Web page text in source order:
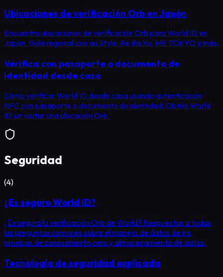
Ubicaciones de verificación Orb en Japón
Encuentra ubicaciones de verificación Orb para World ID en
Japón. Guía regional con au Style, Re.Ra.Ku, ME TOKYO y más.
Verifica con pasaporte o documento de
identidad desde casa
Cómo verificar World ID desde casa usando autenticación
NFC con pasaporte o documento de identidad. Obtén World
ID sin visitar una ubicación Orb.
Seguridad
(4)
¿Es seguro World ID?
¿Es segura la verificación Orb de World? Respuestas a todas
las preguntas comunes sobre el manejo de datos de iris,
pruebas de conocimiento cero y almacenamiento de datos.
Tecnología de seguridad explicada